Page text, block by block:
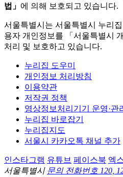
법」 에 의해 보호되고 있습니다.
서울특별시는 서울특별시 누리
용자 개인정보를 「서울특별시
처리 및 보호하고 있습니다.
누리집 도우미
개인정보 처리방침
이용약관
저작권 정책
영상정보처리기기 운영·관
누리집 바로잡기
누리집지도
서울시 카카오톡 채널 추가
인스타그램 유튜브 페이스북 엑
서울특별시 문의 전화번호 120,